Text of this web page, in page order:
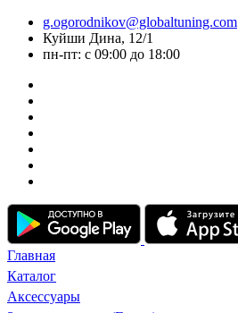
g.ogorodnikov@globaltuning.com
Куйши Дина, 12/1
пн-пт: с 09:00 до 18:00
Главная
Каталог
Аксессуары